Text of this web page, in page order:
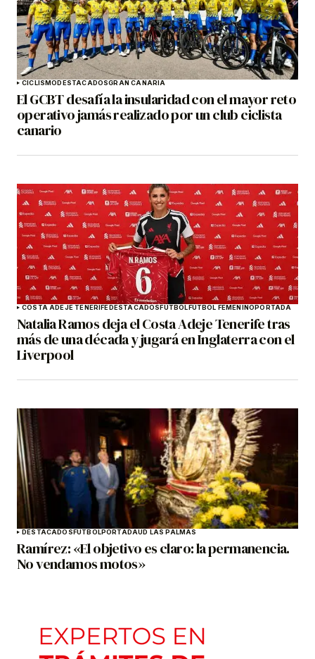
CICLISMODESTACADOSGRAN CANARIA
El GCBT desafía la insularidad con el mayor reto
operativo jamás realizado por un club ciclista
canario
COSTA ADEJE TENERIFEDESTACADOSFÚTBOLFÚTBOL FEMENINOPORTADA
Natalia Ramos deja el Costa Adeje Tenerife tras
más de una década y jugará en Inglaterra con el
Liverpool
DESTACADOSFÚTBOLPORTADAUD LAS PALMAS
Ramírez: «El objetivo es claro: la permanencia.
No vendamos motos»